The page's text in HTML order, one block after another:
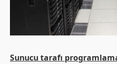
Sunucu tarafı